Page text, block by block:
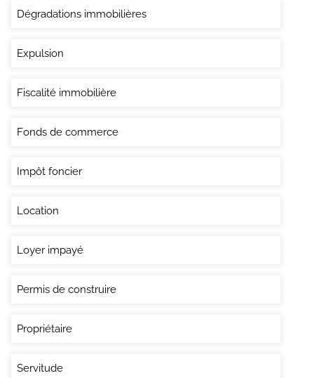
Dégradations immobilières
Expulsion
Fiscalité immobilière
Fonds de commerce
Impôt foncier
Location
Loyer impayé
Permis de construire
Propriétaire
Servitude